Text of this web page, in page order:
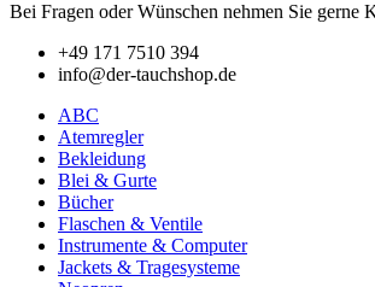
Bei Fragen oder Wünschen nehmen Sie gerne
+49 171 7510 394
info@der-tauchshop.de
ABC
Atemregler
Bekleidung
Blei & Gurte
Bücher
Flaschen & Ventile
Instrumente & Computer
Jackets & Tragesysteme